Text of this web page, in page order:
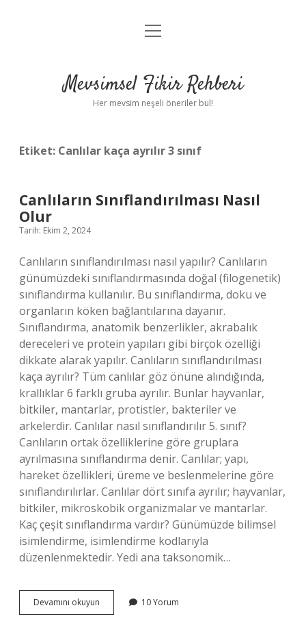
Anasayfa
Yasal Uyarı
menüyü
Mevsimsel Fikir Rehberi
Her mevsim neşeli öneriler bul!
Etiket: Canlılar kaça ayrılır 3 sınıf
Canlıların Sınıflandırılması Nasıl
Olur
Tarih: Ekim 2, 2024
Canlıların sınıflandırılması nasıl yapılır? Canlıların
günümüzdeki sınıflandırmasında doğal (filogenetik)
sınıflandırma kullanılır. Bu sınıflandırma, doku ve
organların köken bağlantılarına dayanır.
Sınıflandırma, anatomik benzerlikler, akrabalık
dereceleri ve protein yapıları gibi birçok özelliği
dikkate alarak yapılır. Canlıların sınıflandırılması
kaça ayrılır? Tüm canlılar göz önüne alındığında,
krallıklar 6 farklı gruba ayrılır. Bunlar hayvanlar,
bitkiler, mantarlar, protistler, bakteriler ve
arkelerdir. Canlılar nasıl sınıflandırılır 5. sınıf?
Canlıların ortak özelliklerine göre gruplara
ayrılmasına sınıflandırma denir. Canlılar; yapı,
hareket özellikleri, üreme ve beslenmelerine göre
sınıflandırılırlar. Canlılar dört sınıfa ayrılır; hayvanlar,
bitkiler, mikroskobik organizmalar ve mantarlar.
Kaç çeşit sınıflandırma vardır? Günümüzde bilimsel
isimlendirme, isimlendirme kodlarıyla
düzenlenmektedir. Yedi ana taksonomik…
Devamını okuyun Canlıların
Sınıflandırılması
10 Yorum